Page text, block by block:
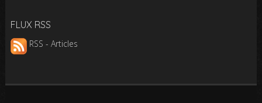
FLUX RSS
RSS - Articles